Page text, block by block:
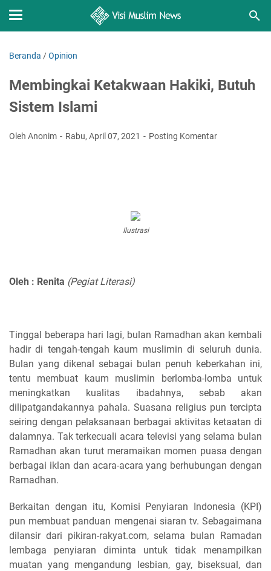
Beranda /Opinion
Membingkai Ketakwaan Hakiki, Butuh
Sistem Islami
Oleh Anonim Rabu, April 07, 2021 Posting Komentar
Ilustrasi
Oleh : Renita (Pegiat Literasi)
Tinggal beberapa hari lagi, bulan Ramadhan akan kembali
hadir di tengah-tengah kaum muslimin di seluruh dunia.
Bulan yang dikenal sebagai bulan penuh keberkahan ini,
tentu membuat kaum muslimin berlomba-lomba untuk
meningkatkan kualitas ibadahnya, sebab akan
dilipatgandakannya pahala. Suasana religius pun tercipta
seiring dengan pelaksanaan berbagai aktivitas ketaatan di
dalamnya. Tak terkecuali acara televisi yang selama bulan
Ramadhan akan turut meramaikan momen puasa dengan
berbagai iklan dan acara-acara yang berhubungan dengan
Ramadhan.
Berkaitan dengan itu, Komisi Penyiaran Indonesia (KPI)
pun membuat panduan mengenai siaran tv. Sebagaimana
dilansir dari pikiran-rakyat.com, selama bulan Ramadan
lembaga penyiaran diminta untuk tidak menampilkan
muatan yang mengandung lesbian, gay, biseksual, dan